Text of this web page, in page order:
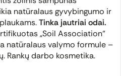
natūralaus gyvybingumo ir
Tinka jautriai odai.
„Soil Association“
natūralaus valymo formule –
Rankų darbo kosmetika.